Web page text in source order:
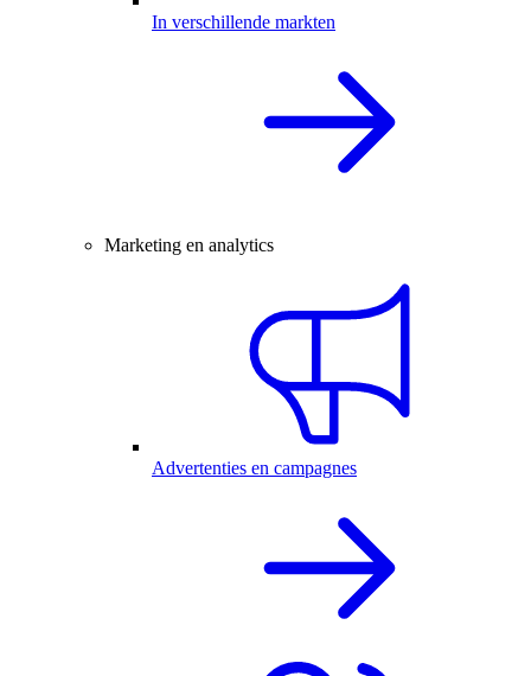
In verschillende markten
Marketing en analytics
Advertenties en campagnes